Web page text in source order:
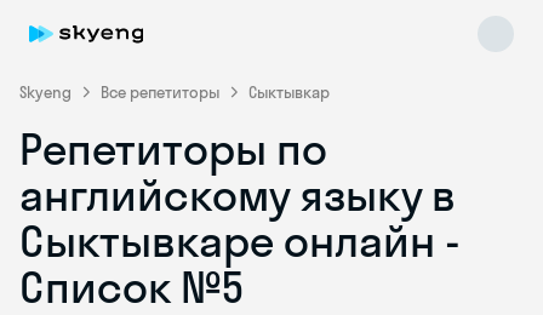
Skyeng Все репетиторы Сыктывкар
Репетиторы по
английскому языку в
Сыктывкаре онлайн -
Список №5